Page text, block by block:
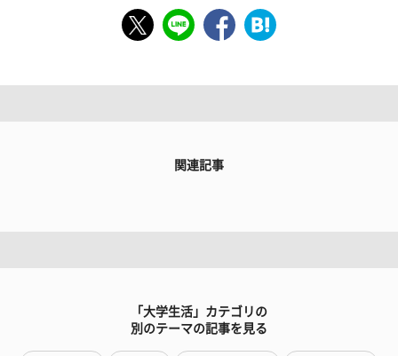
関連記事
「大学生活」カテゴリの
別のテーマの記事を見る